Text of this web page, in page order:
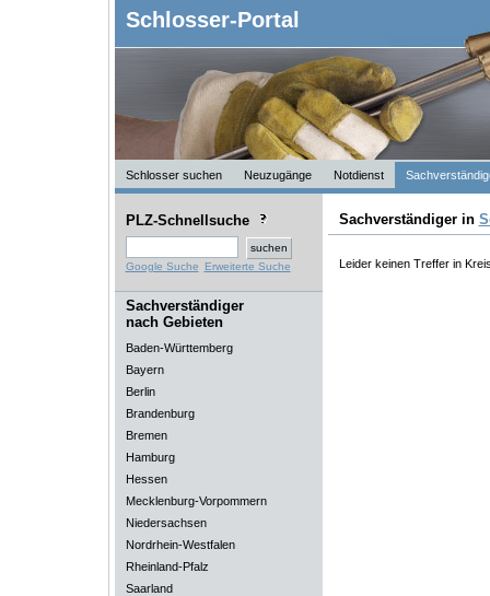
Schlosser-Portal
Schlosser suchen Neuzugänge Notdienst
PLZ-Schnellsuche
Google Suche Erweiterte Suche
Sachverständiger
nach Gebieten
Baden-Württemberg
Bayern
Berlin
Brandenburg
Bremen
Hamburg
Hessen
Mecklenburg-Vorpommern
Niedersachsen
Nordrhein-Westfalen
Rheinland-Pfalz
Saarland
Sachverständiger in
Leider keinen Treffer in